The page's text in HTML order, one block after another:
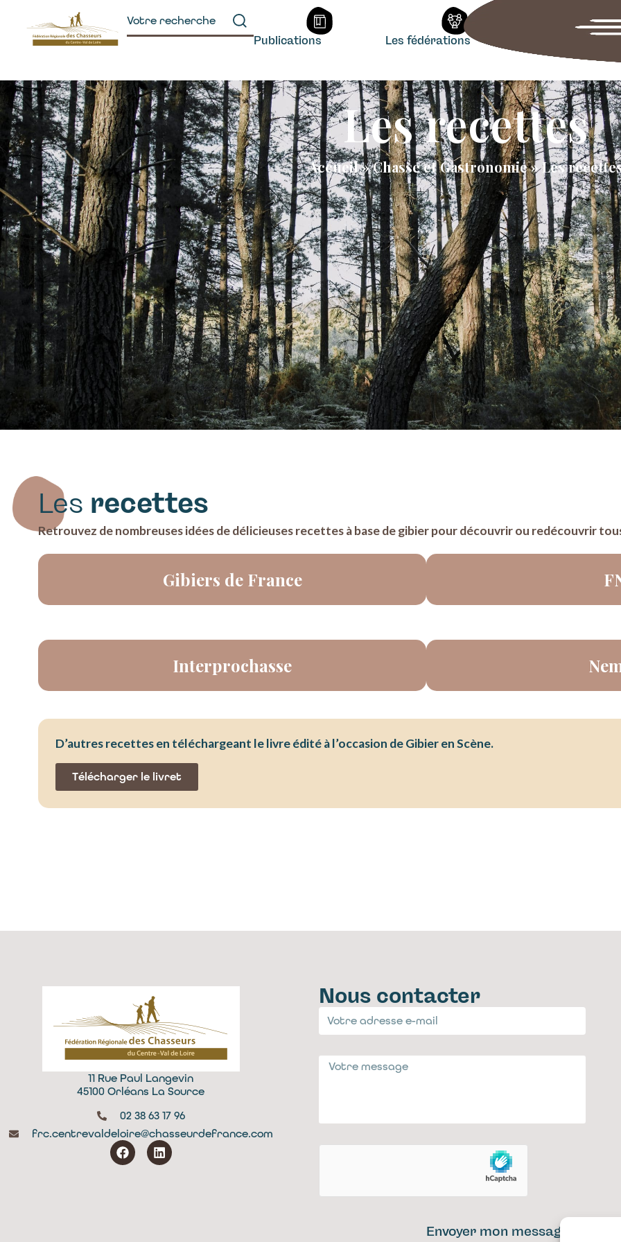
Publications Les fédérations
Les recettes
Accueil»Chasse et Gastronomie»Les
Les recettes
Retrouvez de nombreuses idées de délicieuses recettes à base de gibier pour découvrir ou redécouvrir
Gibiers de France
Interprochasse
D’autres recettes en téléchargeant le livre édité à l’occasion de Gibier en Scène.
Télécharger le livret
11 Rue Paul Langevin
45100 Orléans La Source
02 38 63 17 96
frc.centrevaldeloire@chasseurdefrance.com
Nous contacter
Envoyer mon message